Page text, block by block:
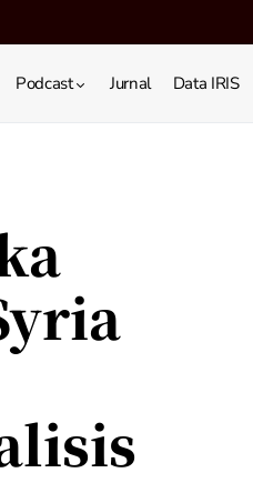
Podcast Jurnal Data IRIS